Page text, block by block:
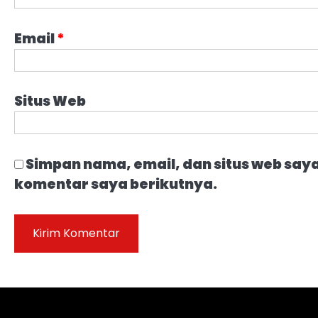
Email*
Situs Web
Simpan nama, email, dan situs web
komentar saya berikutnya.